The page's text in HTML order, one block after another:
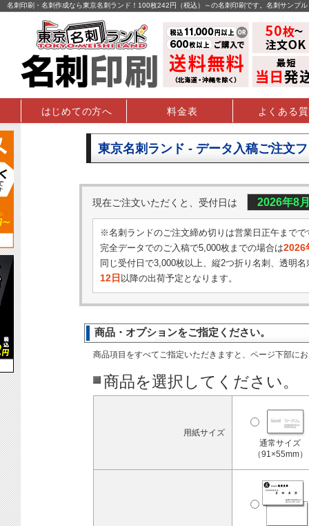
名刺印刷・名刺作成なら東京名刺ランド！100枚242円（税込）～の名刺印刷です。名刺サンプ
はじめての方へ 料金表 よくある
東京名刺ランド - データ入稿ご注文
現在ご注文いただくと、受付日は 2026年8
※名刺ランドのご注文締め切りは営業日正午までで
完全データでのご入稿で5,000枚までの場合は2026
同じ受付日で3,000枚以上、縦2つ折り名刺、透明名
12日 以降の出荷予定となります。
商品・オプションをご指定ください。
商品項目をすべてご指定いただきますと、ページ下部に
商品を選択してください。
用紙サイズ
通常サイズ
（91×55mm）